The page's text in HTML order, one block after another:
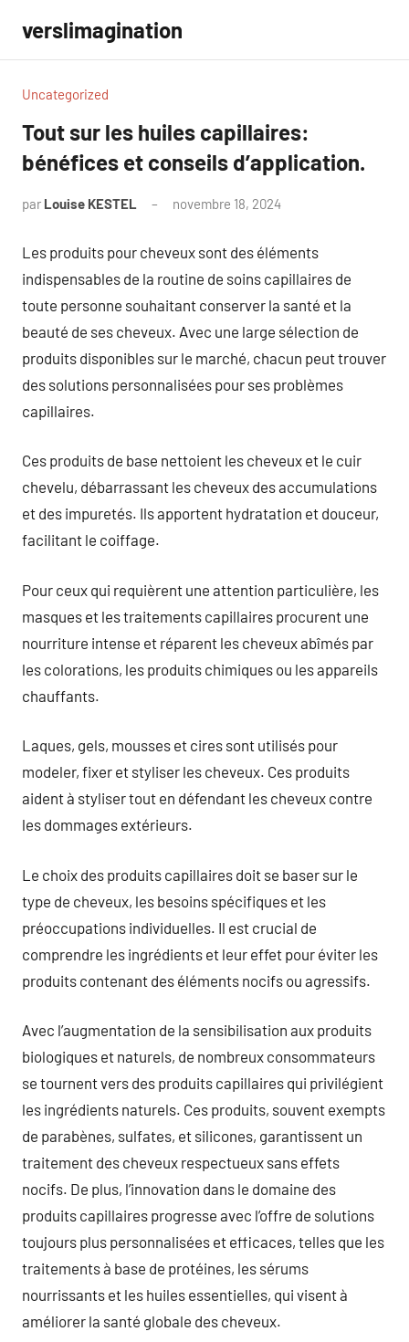
contenu
verslimagination
Uncategorized
Tout sur les huiles capillaires:
bénéfices et conseils d’application.
par Louise KESTEL novembre 18, 2024
Les produits pour cheveux sont des éléments
indispensables de la routine de soins capillaires de
toute personne souhaitant conserver la santé et la
beauté de ses cheveux. Avec une large sélection de
produits disponibles sur le marché, chacun peut trouver
des solutions personnalisées pour ses problèmes
capillaires.
Ces produits de base nettoient les cheveux et le cuir
chevelu, débarrassant les cheveux des accumulations
et des impuretés. Ils apportent hydratation et douceur,
facilitant le coiffage.
Pour ceux qui requièrent une attention particulière, les
masques et les traitements capillaires procurent une
nourriture intense et réparent les cheveux abîmés par
les colorations, les produits chimiques ou les appareils
chauffants.
Laques, gels, mousses et cires sont utilisés pour
modeler, fixer et styliser les cheveux. Ces produits
aident à styliser tout en défendant les cheveux contre
les dommages extérieurs.
Le choix des produits capillaires doit se baser sur le
type de cheveux, les besoins spécifiques et les
préoccupations individuelles. Il est crucial de
comprendre les ingrédients et leur effet pour éviter les
produits contenant des éléments nocifs ou agressifs.
Avec l’augmentation de la sensibilisation aux produits
biologiques et naturels, de nombreux consommateurs
se tournent vers des produits capillaires qui privilégient
les ingrédients naturels. Ces produits, souvent exempts
de parabènes, sulfates, et silicones, garantissent un
traitement des cheveux respectueux sans effets
nocifs. De plus, l’innovation dans le domaine des
produits capillaires progresse avec l’offre de solutions
toujours plus personnalisées et efficaces, telles que les
traitements à base de protéines, les sérums
nourrissants et les huiles essentielles, qui visent à
améliorer la santé globale des cheveux.